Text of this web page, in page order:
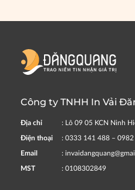
Công ty TNHH In Vải
Địa chỉ : Lô 09 05 KCN Ninh
Điện thoại : 0333 141 488 –
Email :
MST : 0108302849